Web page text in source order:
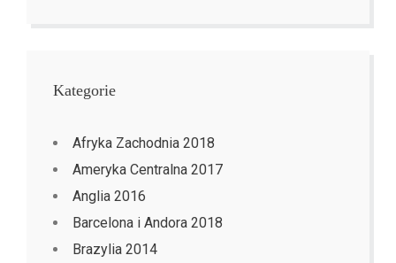
Kategorie
Afryka Zachodnia 2018
Ameryka Centralna 2017
Anglia 2016
Barcelona i Andora 2018
Brazylia 2014